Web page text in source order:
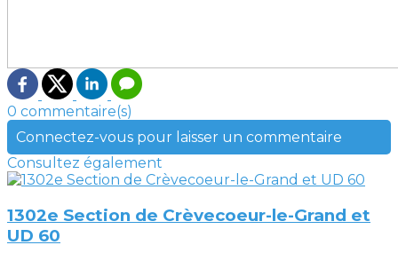
0 commentaire(s)
Connectez-vous pour laisser un commentaire
Consultez également
1302e Section de Crèvecoeur-le-Grand et
UD 60